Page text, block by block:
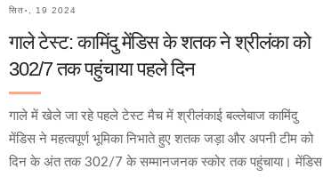
सित॰, 19 2024
गाले टेस्ट: कामिंदु मेंडिस के शतक ने श्रीलंका को
302/7 तक पहुंचाया पहले दिन
गाले में खेले जा रहे पहले टेस्ट मैच में श्रीलंकाई बल्लेबाज कामिंदु
मेंडिस ने महत्वपूर्ण भूमिका निभाते हुए शतक जड़ा और अपनी टीम को
दिन के अंत तक 302/7 के सम्मानजनक स्कोर तक पहुंचाया। मेंडिस